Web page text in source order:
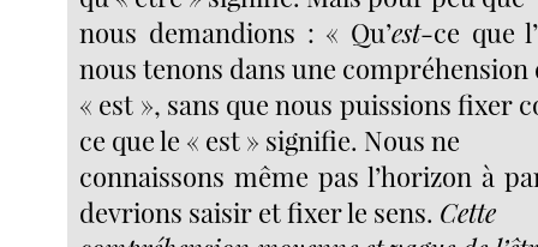
nous demandions : « Qu’est-ce que
nous tenons dans une compréhension
« est », sans que nous puissions fixer
ce que le « est » signifie. Nous ne
connaissons même pas l’horizon à
devrions saisir et fixer le sens. Cette